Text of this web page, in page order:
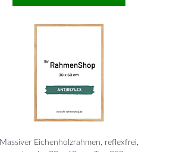
Massiver Eichenholzrahmen, reflexfrei,